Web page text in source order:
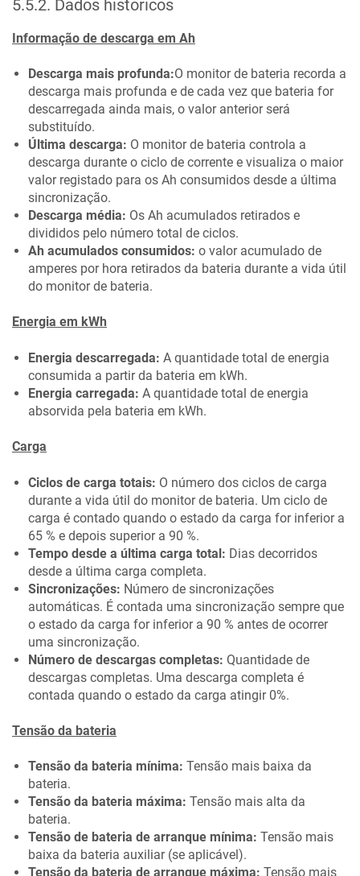
5.5.2. Dados históricos
Informação de descarga em Ah
Descarga mais profunda:O monitor de bateria recorda a
descarga mais profunda e de cada vez que bateria for
descarregada ainda mais, o valor anterior será
substituído.
Última descarga: O monitor de bateria controla a
descarga durante o ciclo de corrente e visualiza o maior
valor registado para os Ah consumidos desde a última
sincronização.
Descarga média: Os Ah acumulados retirados e
divididos pelo número total de ciclos.
Ah acumulados consumidos: o valor acumulado de
amperes por hora retirados da bateria durante a vida útil
do monitor de bateria.
Energia em kWh
Energia descarregada: A quantidade total de energia
consumida a partir da bateria em kWh.
Energia carregada: A quantidade total de energia
absorvida pela bateria em kWh.
Carga
Ciclos de carga totais: O número dos ciclos de carga
durante a vida útil do monitor de bateria. Um ciclo de
carga é contado quando o estado da carga for inferior a
65 % e depois superior a 90 %.
Tempo desde a última carga total: Dias decorridos
desde a última carga completa.
Sincronizações: Número de sincronizações
automáticas. É contada uma sincronização sempre que
o estado da carga for inferior a 90 % antes de ocorrer
uma sincronização.
Número de descargas completas: Quantidade de
descargas completas. Uma descarga completa é
contada quando o estado da carga atingir 0%.
Tensão da bateria
Tensão da bateria mínima: Tensão mais baixa da
bateria.
Tensão da bateria máxima: Tensão mais alta da
bateria.
Tensão de bateria de arranque mínima: Tensão mais
baixa da bateria auxiliar (se aplicável).
Tensão da bateria de arranque máxima: Tensão mais